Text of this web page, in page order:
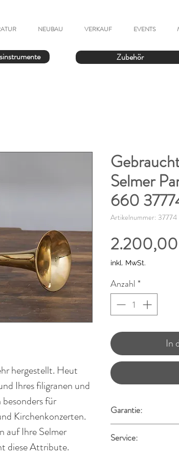
NEUBAU VERKAUF EVENTS
Zubehör
hergestellt. Heut
Ihres filigranen und
für
Kirchenkonzerten.
auf Ihre Selmer
diese Attribute.
Selmer
660
Artikelnummer: 37774
inkl. MwSt.
Anzahl *
In
Garantie:
hauseigenen
Service: